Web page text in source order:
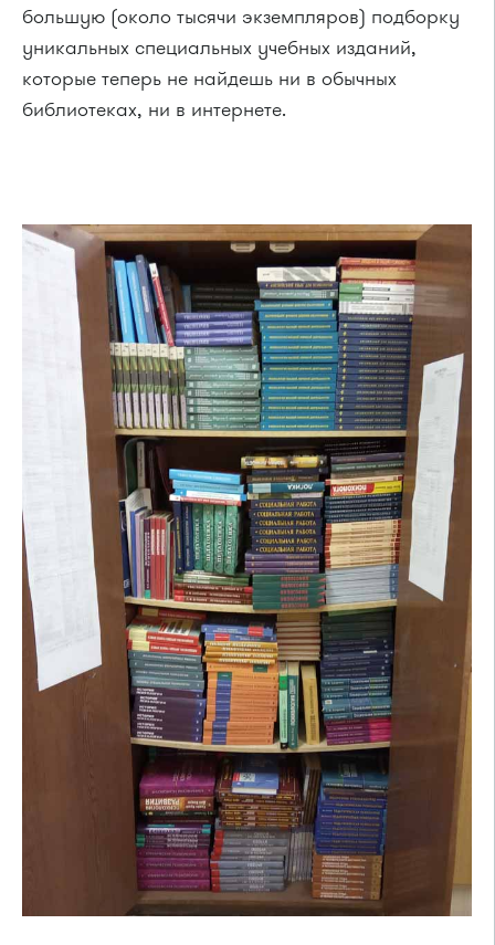
большую (около тысячи экземпляров) подборку
уникальных специальных учебных изданий,
которые теперь не найдешь ни в обычных
библиотеках, ни в интернете.